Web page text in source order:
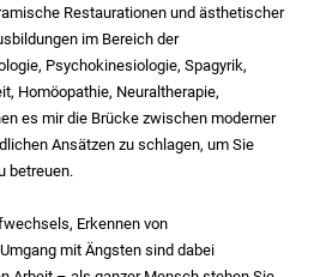
Restaurationen und ästhetischer
im Bereich der
Psychokinesiologie, Spagyrik,
Homöopathie, Neuraltherapie,
es mir die Brücke zwischen moderner
Ansätzen zu schlagen, um Sie
betreuen.
Erkennen von
mit Ängsten sind dabei